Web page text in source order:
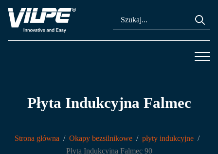
Płyta Indukcyjna Falmec
Strona główna Okapy bezsilnikowe
płyty indukcyjne
Płyta Indukcyjna Falmec 90